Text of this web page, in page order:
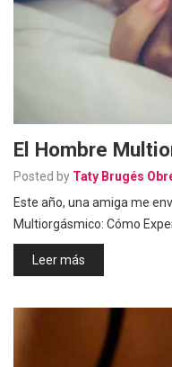
El Hombre
Posted by Taty Brugés
Este año, una amiga me
Multiorgásmico: Cómo
Leer más